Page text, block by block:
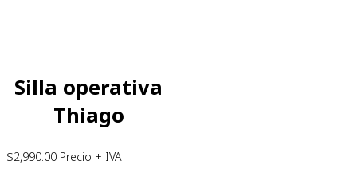
Silla operativa
Thiago
$2,990.00 Precio + IVA